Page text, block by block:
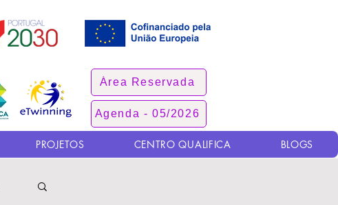
Área Reservada
Agenda - 05/2026
PROJETOS CENTRO QUALIFICA BLOGS